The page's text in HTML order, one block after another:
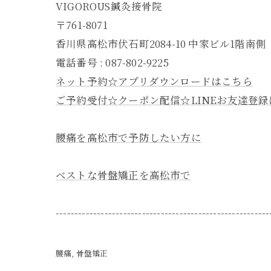
VIGOROUS鍼灸接骨院
〒761-8071
香川県高松市伏石町2084-10 中家ビル1階南側
電話番号 : 087-802-9225
ネット予約☆アプリダウンロードはこちら
ご予約受付☆クーポン配信☆LINEお友達登録
腰痛を高松市で予防したい方に
ベストな骨盤矯正を高松市で
腰痛 骨盤矯正